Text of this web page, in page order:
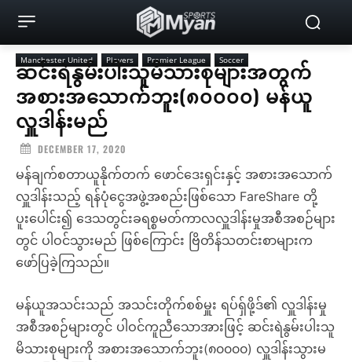
Manchester United Players Premier League Soccer
ဆင်းရဲနွမ်းပါးသူမိသားစုများအတွက်
အစားအသောက်ဘူး(၈၀၀၀၀) မန်ယူ
လှူဒါန်းမည်
DECEMBER 17, 2020
မန်ချက်စတာယူနိုက်တက် ဖောင်ဒေးရှင်းနှင့် အစားအသောက်
လှူဒါန်းသည့် ရန်ပုံငွေအဖွဲ့အစည်းဖြစ်သော FareShare တို့
ပူးပေါင်း၍ ဒေသတွင်းခရစ္စမတ်ကာလလှူဒါန်းမှုအစီအစဉ်များ
တွင် ပါဝင်သွားမည် ဖြစ်ကြောင်း ဗြိတိန်သတင်းစာများက
ဖော်ပြခဲ့ကြသည်။
မန်ယူအသင်းသည် အသင်းတိုက်စစ်မှူး ရပ်ရှ်ဖို့ဒ်၏ လှူဒါန်းမှု
အစီအစဉ်များတွင် ပါဝင်ကူညီသောအားဖြင့် ဆင်းရဲနွမ်းပါးသူ
မိသားစုများကို အစားအသောက်ဘူး(၈၀၀၀၀) လှူဒါန်းသွားမ